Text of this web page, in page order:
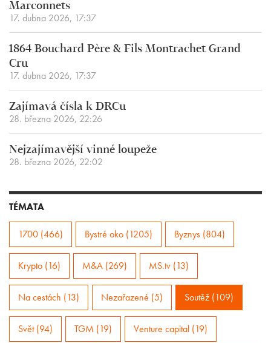
Marconnets
17. dubna 2026, 17:37
1864 Bouchard Père & Fils Montrachet Grand
Cru
17. dubna 2026, 17:37
Zajímavá čísla k DRCu
28. března 2026, 22:26
Nejzajímavější vinné loupeže
28. března 2026, 22:02
TÉMATA
1700 (466) Bystré oko (1205) Byznys (804)
Krypto (16) M&A (269) MS.tv (13)
Na cestách (13) Nezařazené (5) Soutěž (109)
Svět (94) TGM (19) Venture capital (19)